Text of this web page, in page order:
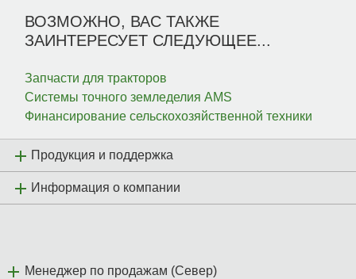
ВОЗМОЖНО, ВАС ТАКЖЕ
ЗАИНТЕРЕСУЕТ СЛЕДУЮЩЕЕ...
Запчасти для тракторов
Системы точного земледелия AMS
Финансирование сельскохозяйственной техники
Продукция и поддержка
Информация о компании
Менеджер по продажам (Север)